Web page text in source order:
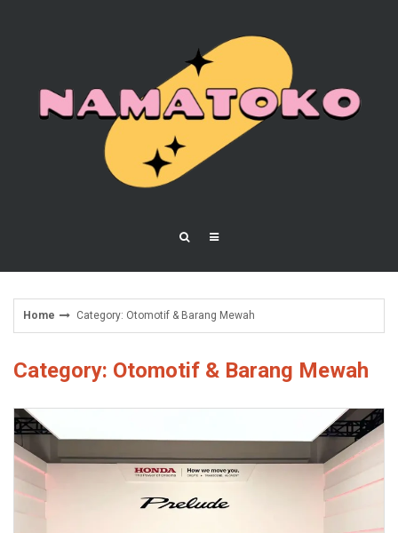
Home Category: Otomotif & Barang Mewah
Category: Otomotif & Barang Mewah